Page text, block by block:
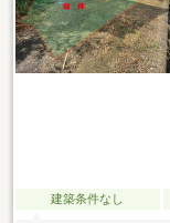
建築条件なし